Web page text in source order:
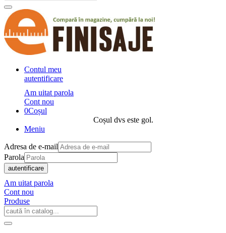
Contul meu
autentificare
Am uitat parola
Cont nou
0Coșul
Coșul dvs este gol.
Meniu
Adresa de e-mail
Parola
autentificare
Am uitat parola
Cont nou
Produse